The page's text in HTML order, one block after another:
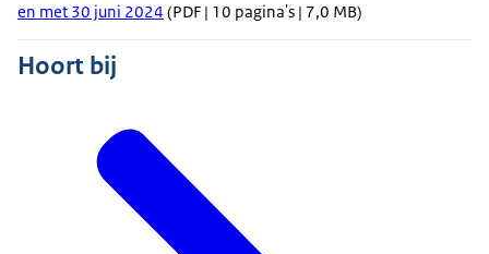
en met 30 juni 2024 (PDF | 10 pagina's | 7,0 MB)
Hoort bij